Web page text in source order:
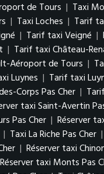
de Tours | Taxi
| Taxi Loches | Tarif
| Tarif taxi Veigné |
| Tarif taxi Château-
Aéroport de Tours |
Luynes | Tarif taxi
Corps Pas Cher |
taxi Saint-Avertin
Pas Cher | Réserver
| Taxi La Riche Pas Cher |
| Réserver taxi
Réserver taxi Monts Pas